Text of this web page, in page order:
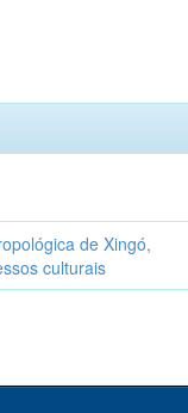
de Xingó,
culturais